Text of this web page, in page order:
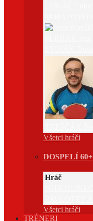
Všetci hráči
DOSPELÍ 60+
Hráč
Všetci hráči
TRÉNERI